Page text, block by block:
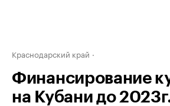
Краснодарский край
Финансирование
на Кубани до